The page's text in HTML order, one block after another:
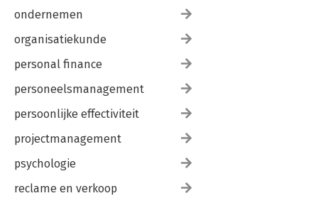
ondernemen
organisatiekunde
personal finance
personeelsmanagement
persoonlijke effectiviteit
projectmanagement
psychologie
reclame en verkoop